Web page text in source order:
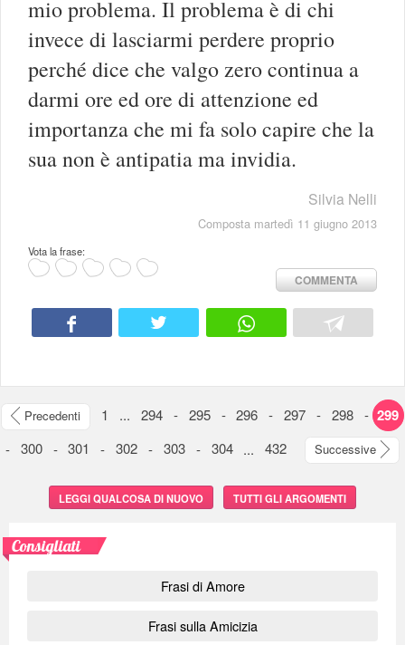
mio problema. Il problema è di chi
invece di lasciarmi perdere proprio
perché dice che valgo zero continua a
darmi ore ed ore di attenzione ed
importanza che mi fa solo capire che la
sua non è antipatia ma invidia.
Silvia Nelli
Composta martedì 11 giugno 2013
Vota la frase:
COMMENTA
Precedenti 1 ... 294 - 295 - 296 - 297 - 298 - 299
- 300 - 301 - 302 - 303 - 304 ... 432 Successive
LEGGI QUALCOSA DI NUOVO TUTTI GLI ARGOMENTI
Consigliati
Frasi di Amore
Frasi sulla Amicizia